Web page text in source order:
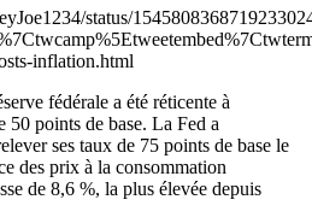
status/
inflation.html
fédérale a été réticente à
50 points de base. La Fed a
ses taux de 75 points de base le
des prix à la consommation
de 8,6 %, la plus élevée depuis